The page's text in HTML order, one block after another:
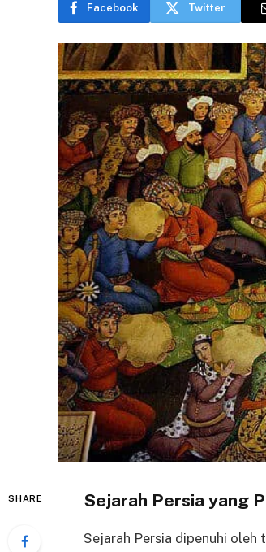
Facebook Twitter
SHARE Sejarah Persia yang
Sejarah Persia dipenuhi